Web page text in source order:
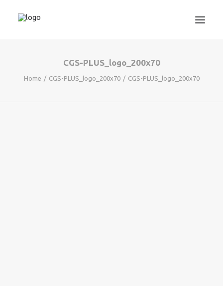
PROJEKTIRANJE
CGS-PLUS_logo_200x70
Home CGS-PLUS_logo_200x70 CGS-PLUS_logo_200x70